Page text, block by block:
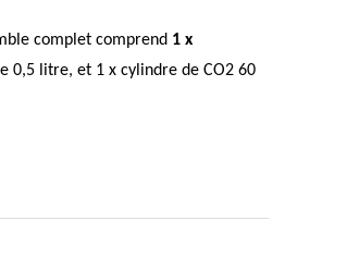
complet comprend 1 x
0,5 litre, et 1 x cylindre de CO2 60